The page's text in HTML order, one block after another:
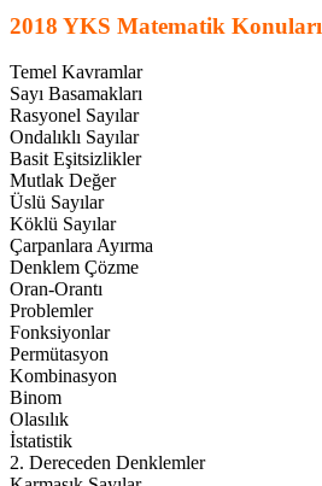
2018 YKS Matematik Konuları
Temel Kavramlar
Sayı Basamakları
Rasyonel Sayılar
Ondalıklı Sayılar
Basit Eşitsizlikler
Mutlak Değer
Üslü Sayılar
Köklü Sayılar
Çarpanlara Ayırma
Denklem Çözme
Oran-Orantı
Problemler
Fonksiyonlar
Permütasyon
Kombinasyon
Binom
Olasılık
İstatistik
2. Dereceden Denklemler